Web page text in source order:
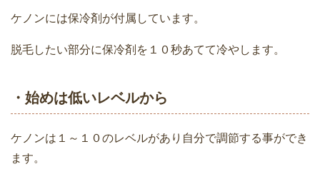
う！と思った７つの理由
ケノンなら肌が弱いかた・敏感な肌でも
脱毛できる！照射レベル・ショット数で
自分にあったレベルを見つけられます
ケノンには保冷剤が付属しています。
脱毛したい部分に保冷剤を１０秒あてて冷やします。
・始めは低いレベルから
ケノンは１～１０のレベルがあり自分で調節する事ができ
ます。